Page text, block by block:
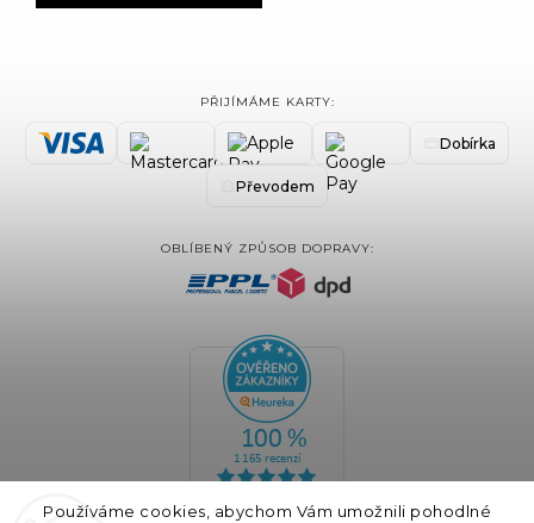
Používáme cookies, abychom Vám umožnili pohodlné
PŘIJÍMÁME KARTY:
Dobírka
Převodem
OBLÍBENÝ ZPŮSOB DOPRAVY: